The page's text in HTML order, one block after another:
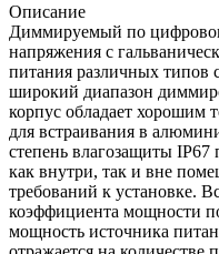
Описание
Диммируемый по
напряжения с
питания различных типов
широкий диапазон
корпус обладает хорошим
для встраивания в
степень влагозащиты IP67
как внутри, так и вне
требований к установке.
коэффициента мощности
мощность источника